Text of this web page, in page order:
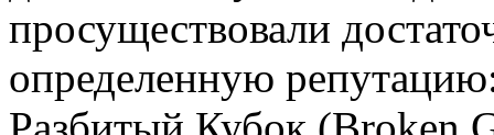
просуществовали
определенную